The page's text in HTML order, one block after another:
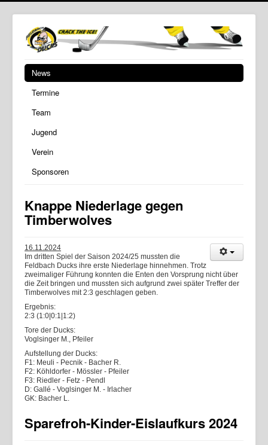
News
Termine
Team
Jugend
Verein
Sponsoren
Knappe Niederlage gegen
Timberwolves
16.11.2024
Im dritten Spiel der Saison 2024/25 mussten die
Feldbach Ducks ihre erste Niederlage hinnehmen. Trotz
zweimaliger Führung konnten die Enten den Vorsprung nicht über
die Zeit bringen und mussten sich aufgrund zwei später Treffer der
Timberwolves mit 2:3 geschlagen geben.
Ergebnis:
2:3 (1:0|0:1|1:2)
Tore der Ducks:
Voglsinger M., Pfeiler
Aufstellung der Ducks:
F1: Meuli - Pecnik - Bacher R.
F2: Köhldorfer - Mössler - Pfeiler
F3: Riedler - Fetz - Pendl
D: Gallé - Voglsinger M. - Irlacher
GK: Bacher L.
Sparefroh-Kinder-Eislaufkurs 2024